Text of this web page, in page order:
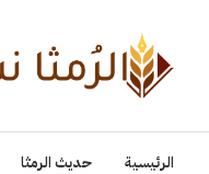
الرئيسية حديث الرمثا